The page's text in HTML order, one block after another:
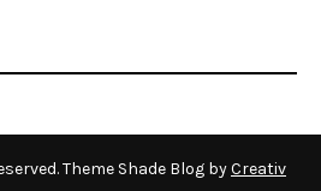
Theme Shade Blog byCreativ